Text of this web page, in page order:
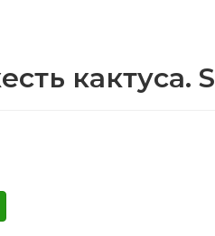
кактуса.